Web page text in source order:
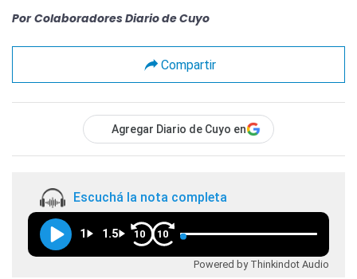
Por Colaboradores Diario de Cuyo
Compartir
Agregar Diario de Cuyo en
Escuchá la nota completa
1 1.5 10 10
Powered by Thinkindot Audio